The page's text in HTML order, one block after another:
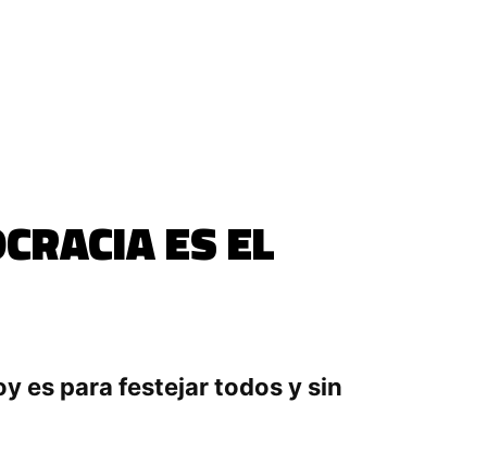
ES EL
es para festejar todos y sin